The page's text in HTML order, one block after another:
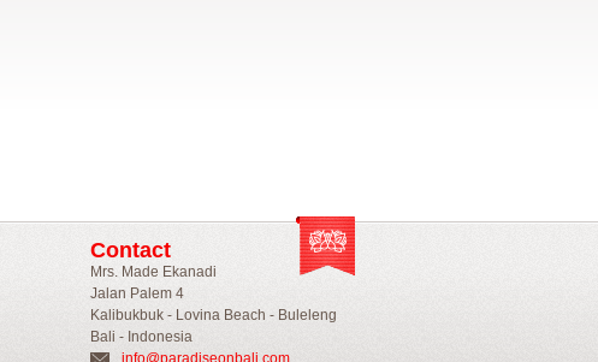
Contact
Mrs. Made Ekanadi
Jalan Palem 4
Kalibukbuk - Lovina Beach - Buleleng
Bali - Indonesia
info@paradiseonbali.com